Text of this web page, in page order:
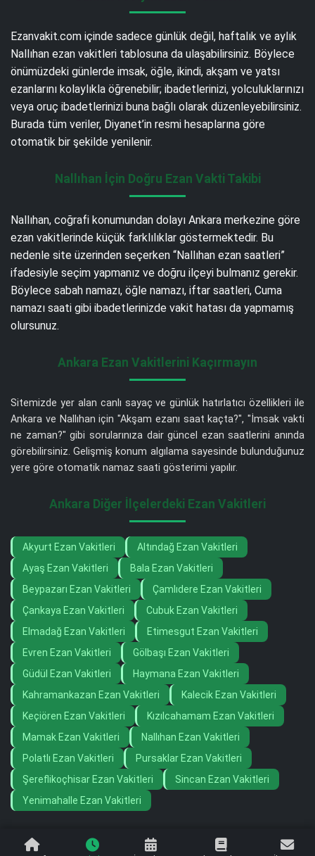
Ezanvakit.com içinde sadece günlük değil, haftalık ve aylık
Nallıhan ezan vakitleri tablosuna da ulaşabilirsiniz. Böylece
önümüzdeki günlerde imsak, öğle, ikindi, akşam ve yatsı
ezanlarını kolaylıkla öğrenebilir; ibadetlerinizi, yolculuklarınızı
veya oruç ibadetlerinizi buna bağlı olarak düzenleyebilirsiniz.
Burada tüm veriler, Diyanet’in resmi hesaplarına göre
otomatik bir şekilde yenilenir.
Nallıhan İçin Doğru Ezan Vakti Takibi
Nallıhan, coğrafi konumundan dolayı Ankara merkezine göre
ezan vakitlerinde küçük farklılıklar göstermektedir. Bu
nedenle site üzerinden seçerken “Nallıhan ezan saatleri”
ifadesiyle seçim yapmanız ve doğru ilçeyi bulmanız gerekir.
Böylece sabah namazı, öğle namazı, iftar saatleri, Cuma
namazı saati gibi ibadetlerinizde vakit hatası da yapmamış
olursunuz.
Ankara Ezan Vakitlerini Kaçırmayın
Sitemizde yer alan canlı sayaç ve günlük hatırlatıcı özellikleri ile
Ankara ve Nallıhan için "Akşam ezanı saat kaçta?", "İmsak vakti
ne zaman?" gibi sorularınıza dair güncel ezan saatlerini anında
görebilirsiniz. Gelişmiş konum algılama sayesinde bulunduğunuz
yere göre otomatik namaz saati gösterimi yapılır.
Ankara Diğer İlçelerdeki Ezan Vakitleri
Akyurt Ezan Vakitleri
Altındağ Ezan Vakitleri
Ayaş Ezan Vakitleri
Bala Ezan Vakitleri
Beypazarı Ezan Vakitleri
Çamlıdere Ezan Vakitleri
Çankaya Ezan Vakitleri
Cubuk Ezan Vakitleri
Elmadağ Ezan Vakitleri
Etimesgut Ezan Vakitleri
Evren Ezan Vakitleri
Gölbaşı Ezan Vakitleri
Güdül Ezan Vakitleri
Haymana Ezan Vakitleri
Kahramankazan Ezan Vakitleri
Kalecik Ezan Vakitleri
Keçiören Ezan Vakitleri
Kızılcahamam Ezan Vakitleri
Mamak Ezan Vakitleri
Nallıhan Ezan Vakitleri
Polatlı Ezan Vakitleri
Pursaklar Ezan Vakitleri
Şereflikoçhisar Ezan Vakitleri
Sincan Ezan Vakitleri
Yenimahalle Ezan Vakitleri